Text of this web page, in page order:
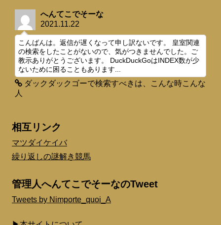
へんてこでそーな
2021.11.22
こんばんは。返信が遅くなって申し訳ないです。 皇室関連
の検索をしたことがないので、気がつきませんでした。ご
教示ありがとうございます。 DuckDuckGoはINDEX数が少
ないために困ることもあります...
ダックダックゴーで検索すべきは、こんな時こんな
人
相互リンク
マツダイケイバ
繰り返しの謎解き競馬
管理人へんてこでそーなのTweet
Tweets by Nimporte_quoi_A